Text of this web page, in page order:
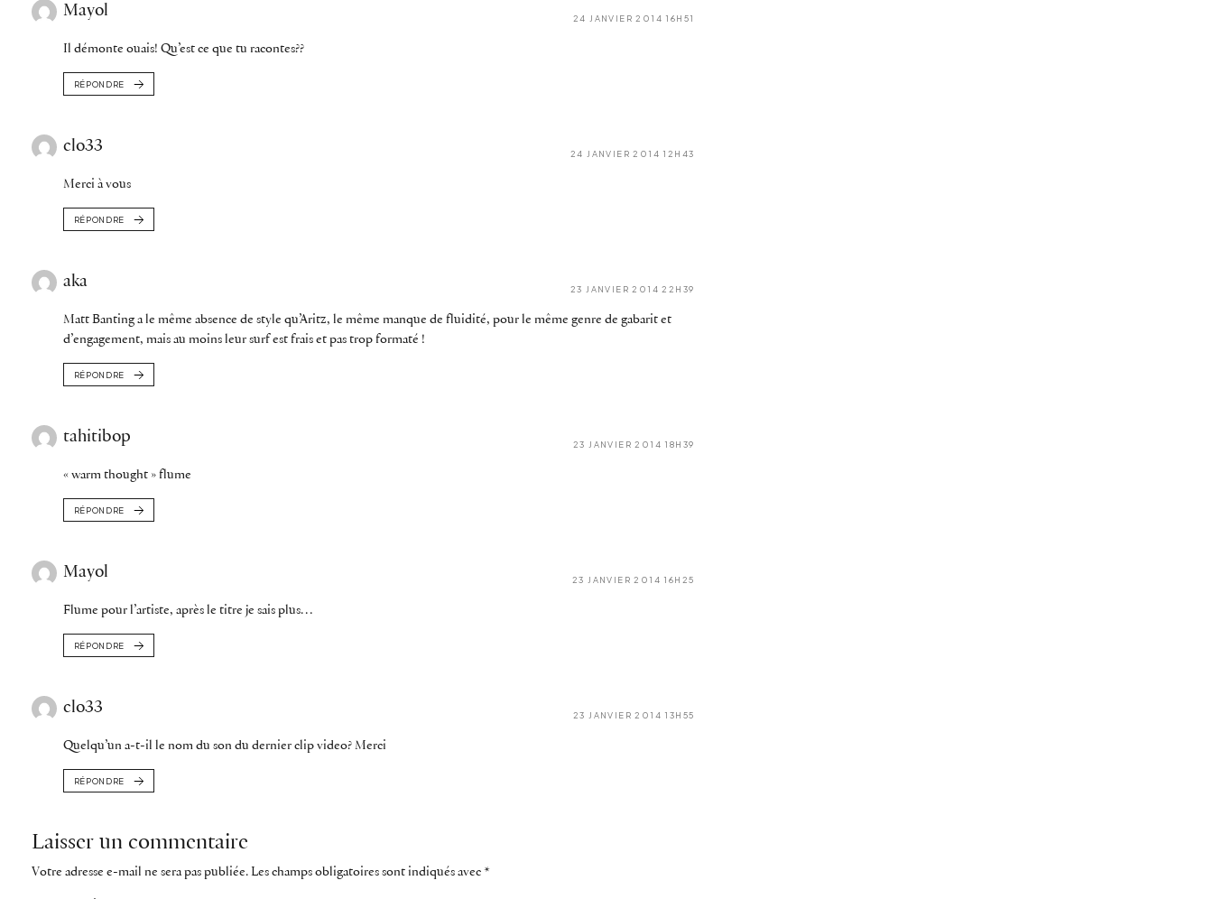
Mayol 24 JANVIER 2014 16H51
Il démonte ouais! Qu’est ce que tu racontes??
RÉPONDRE
clo33 24 JANVIER 2014 12H43
Merci à vous
RÉPONDRE
aka 23 JANVIER 2014 22H39
Matt Banting a le même absence de style qu’Aritz, le même manque de fluidité, pour le même genre de gabarit et
d’engagement, mais au moins leur surf est frais et pas trop formaté !
RÉPONDRE
tahitibop 23 JANVIER 2014 18H39
« warm thought » flume
RÉPONDRE
Mayol 23 JANVIER 2014 16H25
Flume pour l’artiste, après le titre je sais plus…
RÉPONDRE
clo33 23 JANVIER 2014 13H55
Quelqu’un a-t-il le nom du son du dernier clip video? Merci
RÉPONDRE
Laisser un commentaire
Votre adresse e-mail ne sera pas publiée. Les champs obligatoires sont indiqués avec *